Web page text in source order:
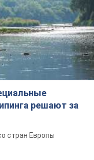
решают за
стран Европы